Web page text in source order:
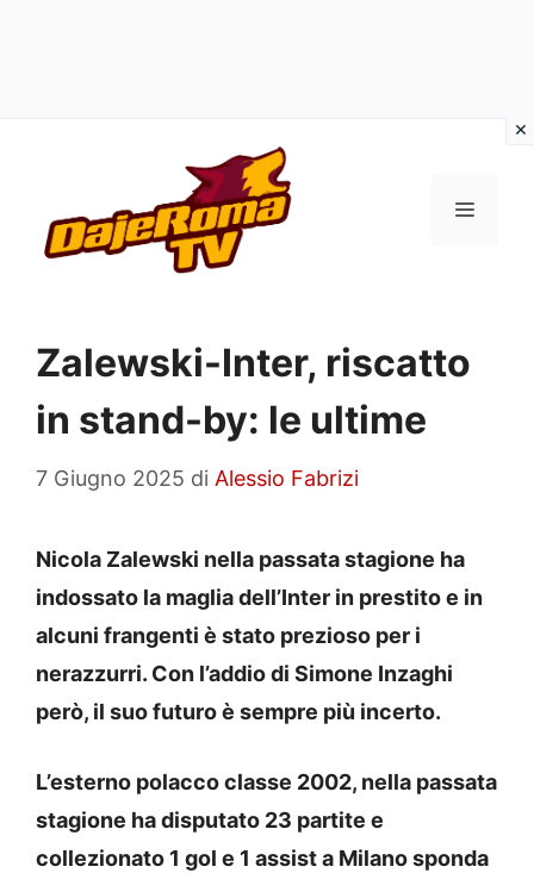
contenuto
MENU
Zalewski-Inter, riscatto
in stand-by: le ultime
7 Giugno 2025 di Alessio Fabrizi
Nicola Zalewski nella passata stagione ha
indossato la maglia dell’Inter in prestito e in
alcuni frangenti è stato prezioso per i
nerazzurri. Con l’addio di Simone Inzaghi
però, il suo futuro è sempre più incerto.
L’esterno polacco classe 2002, nella passata
stagione ha disputato 23 partite e
collezionato 1 gol e 1 assist a Milano sponda